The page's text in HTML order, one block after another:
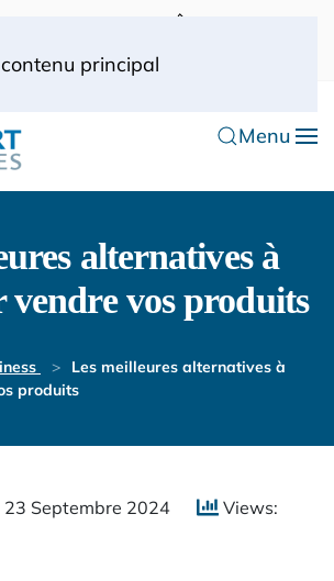
principal
49 10
0033 (0) 6 70 52 11 09
Menu
alternatives à
vendre vos produits
Les meilleures alternatives à
produits
Septembre 2024
Views: